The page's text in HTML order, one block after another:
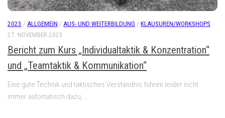
2023 / ALLGEMEIN / AUS- UND WEITERBILDUNG / KLAUSUREN/WORKSHOPS
27. NOVEMBER 2023
Bericht zum Kurs „Individualtaktik & Konzentration“
und „Teamtaktik & Kommunikation“
Eine gute Technik und taktisches Verständnis führen leider nicht
immer automatisch dazu,...